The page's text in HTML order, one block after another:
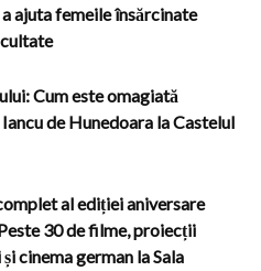
ajuta femeile însărcinate
Cum este omagiată
de Hunedoara la Castelul
al ediției aniversare
30 de filme, proiecții
cinema german la Sala